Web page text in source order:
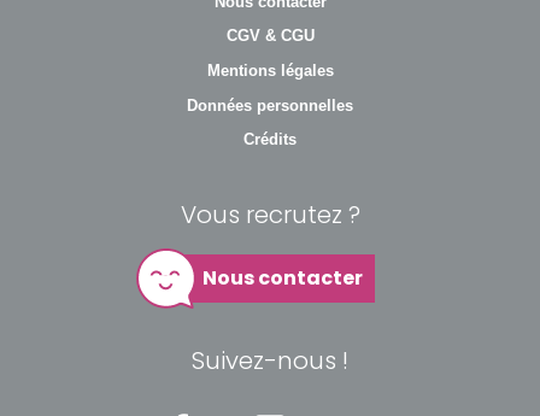
CGV & CGU
Mentions légales
Données personnelles
Crédits
Vous recrutez ?
Nous contacter
Suivez-nous !